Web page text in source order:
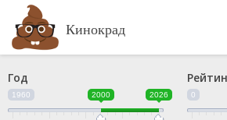
Кинокрад
Год
1960 2000 2026 0